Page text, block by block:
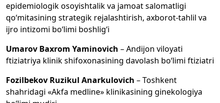
epidemiologik osoyishtalik va jamoat salomatligi
qo‘mitasining strategik rejalashtirish, axborot-tahlil va
ijro intizomi bo‘limi boshlig‘i
Umarov Baxrom Yaminovich – Andijon viloyati
ftiziatriya klinik shifoxonasining davolash bo‘limi ftiziatri
Fozilbekov Ruzikul Anarkulovich – Toshkent
shahridagi «Akfa medline» klinikasining ginekologiya